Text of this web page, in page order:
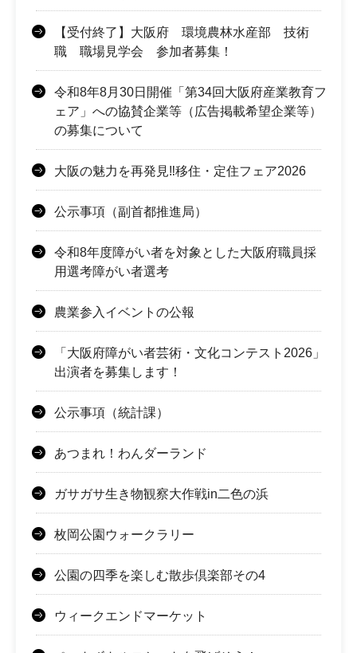
【受付終了】大阪府 環境農林水産部 技術
職 職場見学会 参加者募集！
令和8年8月30日開催「第34回大阪府産業教育フ
ェア」への協賛企業等（広告掲載希望企業等）
の募集について
大阪の魅力を再発見‼移住・定住フェア2026
公示事項（副首都推進局）
令和8年度障がい者を対象とした大阪府職員採
用選考障がい者選考
農業参入イベントの公報
「大阪府障がい者芸術・文化コンテスト2026」
出演者を募集します！
公示事項（統計課）
あつまれ！わんダーランド
ガサガサ生き物観察大作戦in二色の浜
枚岡公園ウォークラリー
公園の四季を楽しむ散歩倶楽部その4
ウィークエンドマーケット